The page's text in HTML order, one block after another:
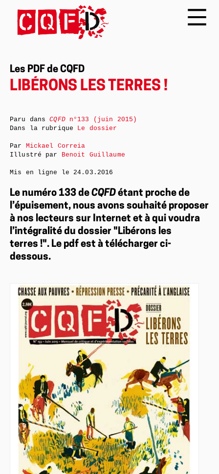
Les PDF de CQFD
LIBÉRONS LES TERRES !
Le numéro 133 de CQFD étant proche de
l’épuisement, nous avons souhaité proposer
à nos lecteurs sur Internet et à qui voudra
l’intégralité du dossier "Libérons les
terres !". Le pdf est à télécharger ci-
dessous.
Paru dansCQFDn°133 (juin 2015)
Dans la rubrique Le dossier
Par Mickael Correia
Illustré par Benoit Guillaume
Mis en ligne le 24.03.2016